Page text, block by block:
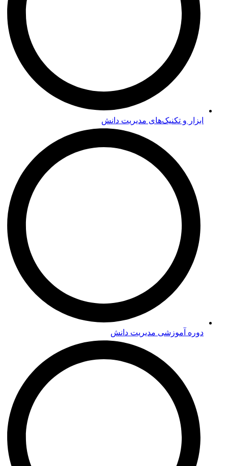
ابزار و تکنیک‌های مدیریت دانش
دوره‌ آموزشی مدیریت دانش